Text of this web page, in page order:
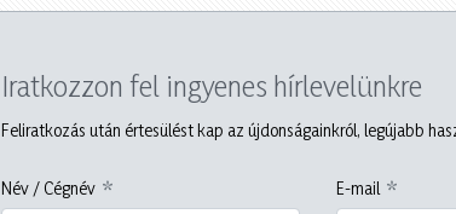
Iratkozzon fel ingyenes hírlevelünkre
Feliratkozás után értesülést kap az újdonságainkról, legújabb
Név / Cégnév E-mail